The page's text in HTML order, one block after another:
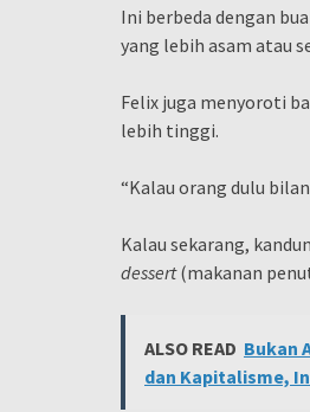
Ini berbeda dengan
yang lebih asam atau
Felix juga menyoroti
lebih tinggi.
“Kalau orang dulu
Kalau sekarang,
dessert(makanan
ALSO READ Bukan
dan Kapitalisme,